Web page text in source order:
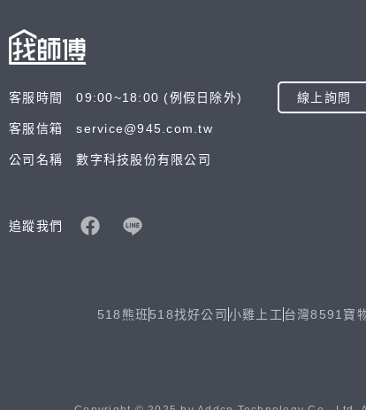
客服時間 09:00~18:00 (例假日除外) 線上詢問
客服信箱 service@945.com.tw
公司名稱 數字科技股份有限公司
追蹤我們
518熊班 518找好公司 小雞上工 台灣8591寶